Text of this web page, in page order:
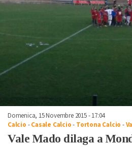
Domenica, 15 Novembre 2015 - 17:04
Calcio -Casale Calcio- Tortona Calcio -
Vale Mado dilaga a